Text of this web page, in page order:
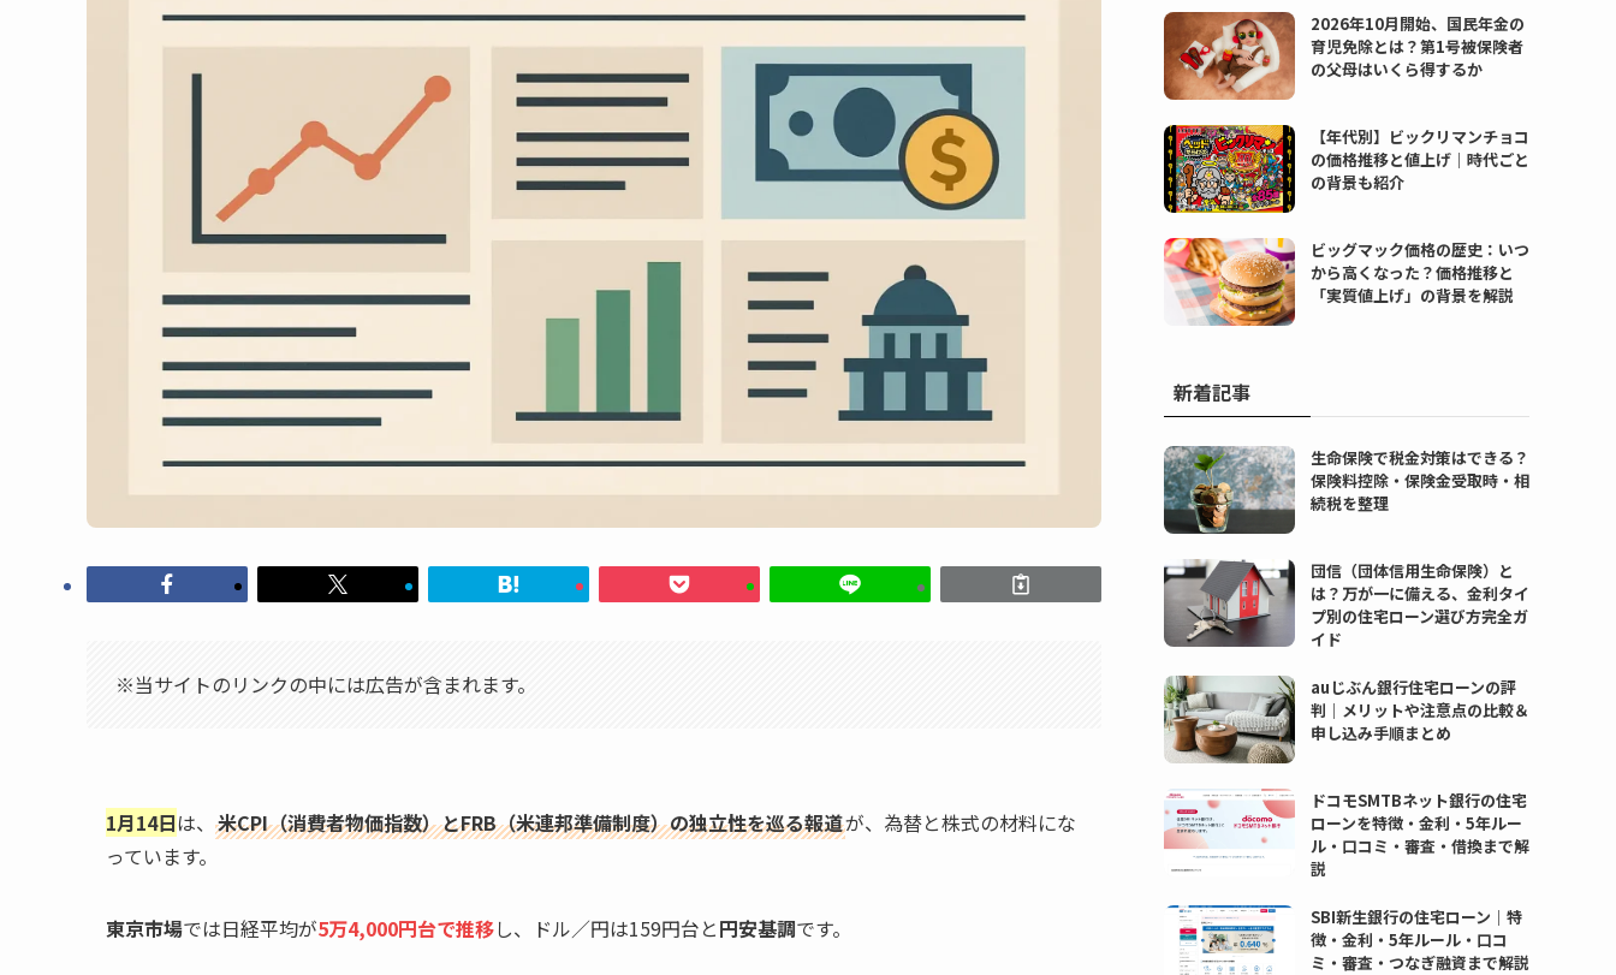
※当サイトのリンクの中には広告が含まれます。
1月14日は、 米CPI（消費者物価指数）とFRB（米連邦準備制度）の独立性を巡る報道が、為替と株式の材料にな
っています。
東京市場では日経平均が5万4,000円台で推移し、ドル／円は159円台と円安基調です。
2026年10月開始、国民年金の
育児免除とは？第1号被保険者
の父母はいくら得するか
【年代別】ビックリマンチョコ
の価格推移と値上げ｜時代ごと
の背景も紹介
ビッグマック価格の歴史：いつ
から高くなった？価格推移と
「実質値上げ」の背景を解説
新着記事
生命保険で税金対策はできる？
保険料控除・保険金受取時・相
続税を整理
団信（団体信用生命保険）と
は？万が一に備える、金利タイ
プ別の住宅ローン選び方完全ガ
イド
auじぶん銀行住宅ローンの評
判｜メリットや注意点の比較＆
申し込み手順まとめ
ドコモSMTBネット銀行の住宅
ローンを特徴・金利・5年ルー
ル・口コミ・審査・借換まで解
説
SBI新生銀行の住宅ローン｜特
徴・金利・5年ルール・口コ
ミ・審査・つなぎ融資まで解説